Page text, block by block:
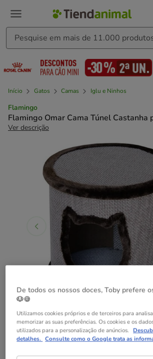
Início Gatos Camas Iglu e Ninhos
Flamingo
Flamingo Omar Cama Túnel Castanha
Ver descrição
De todos os nossos doces, Toby prefere
🐶🍪
Utilizamos cookies próprios e de terceiros para
memorizar as suas preferências. Os cookies e os
utilizados para a personalização de anúncios.
detalhes. Consulte como o Google trata as